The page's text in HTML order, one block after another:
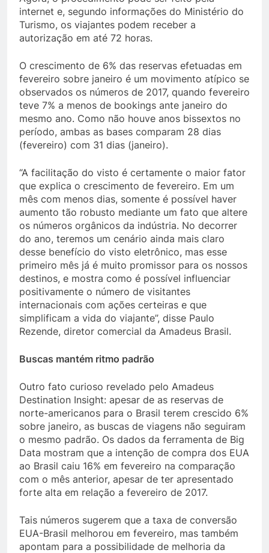
internet e, segundo informações do Ministério do
Turismo, os viajantes podem receber a
autorização em até 72 horas.
O crescimento de 6% das reservas efetuadas em
fevereiro sobre janeiro é um movimento atípico se
observados os números de 2017, quando fevereiro
teve 7% a menos de bookings ante janeiro do
mesmo ano. Como não houve anos bissextos no
período, ambas as bases comparam 28 dias
(fevereiro) com 31 dias (janeiro).
“A facilitação do visto é certamente o maior fator
que explica o crescimento de fevereiro. Em um
mês com menos dias, somente é possível haver
aumento tão robusto mediante um fato que altere
os números orgânicos da indústria. No decorrer
do ano, teremos um cenário ainda mais claro
desse benefício do visto eletrônico, mas esse
primeiro mês já é muito promissor para os nossos
destinos, e mostra como é possível influenciar
positivamente o número de visitantes
internacionais com ações certeiras e que
simplificam a vida do viajante”, disse Paulo
Rezende, diretor comercial da Amadeus Brasil.
Buscas mantém ritmo padrão
Outro fato curioso revelado pelo Amadeus
Destination Insight: apesar de as reservas de
norte-americanos para o Brasil terem crescido 6%
sobre janeiro, as buscas de viagens não seguiram
o mesmo padrão. Os dados da ferramenta de Big
Data mostram que a intenção de compra dos EUA
ao Brasil caiu 16% em fevereiro na comparação
com o mês anterior, apesar de ter apresentado
forte alta em relação a fevereiro de 2017.
Tais números sugerem que a taxa de conversão
EUA-Brasil melhorou em fevereiro, mas também
apontam para a possibilidade de melhoria da